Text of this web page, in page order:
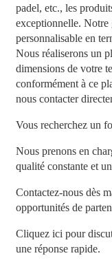
padel, etc., les
exceptionnelle. Notre
personnalisable en
Nous réaliserons un
dimensions de votre
conformément à ce
nous contacter
Vous recherchez un
Nous prenons en
qualité constante et
Contactez-nous dès
opportunités de
Cliquez ici pour
une réponse rapide.